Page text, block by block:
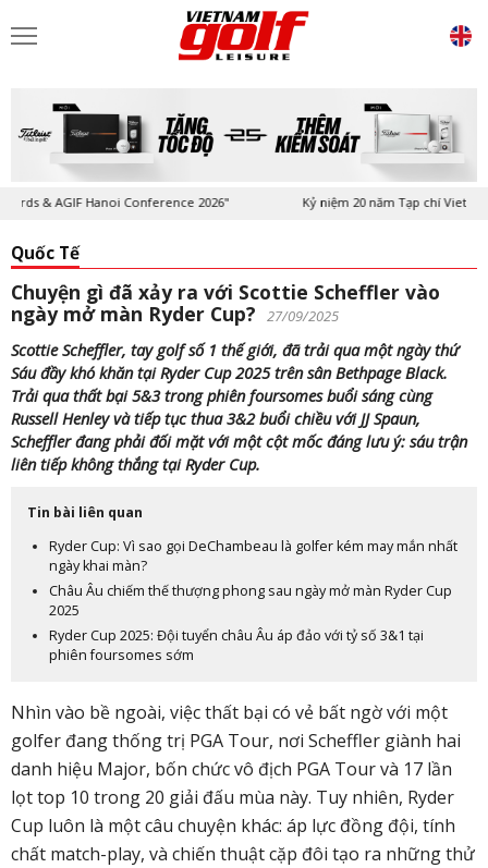
& AGIF Hanoi Conference 2026" Kỷ niệm 20 năm Tạp chí Vietnam
Quốc Tế
Chuyện gì đã xảy ra với Scottie Scheffler vào
ngày mở màn Ryder Cup?
27/09/2025
Scottie Scheffler, tay golf số 1 thế giới, đã trải qua một ngày thứ
Sáu đầy khó khăn tại Ryder Cup 2025 trên sân Bethpage Black.
Trải qua thất bại 5&3 trong phiên foursomes buổi sáng cùng
Russell Henley và tiếp tục thua 3&2 buổi chiều với JJ Spaun,
Scheffler đang phải đối mặt với một cột mốc đáng lưu ý: sáu trận
liên tiếp không thắng tại Ryder Cup.
Tin bài liên quan
Ryder Cup: Vì sao gọi DeChambeau là golfer kém may mắn nhất
ngày khai màn?
Châu Âu chiếm thế thượng phong sau ngày mở màn Ryder Cup
2025
Ryder Cup 2025: Đội tuyển châu Âu áp đảo với tỷ số 3&1 tại
phiên foursomes sớm
Nhìn vào bề ngoài, việc thất bại có vẻ bất ngờ với một
golfer đang thống trị PGA Tour, nơi Scheffler giành hai
danh hiệu Major, bốn chức vô địch PGA Tour và 17 lần
lọt top 10 trong 20 giải đấu mùa này. Tuy nhiên, Ryder
Cup luôn là một câu chuyện khác: áp lực đồng đội, tính
chất match-play, và chiến thuật cặp đôi tạo ra những thử